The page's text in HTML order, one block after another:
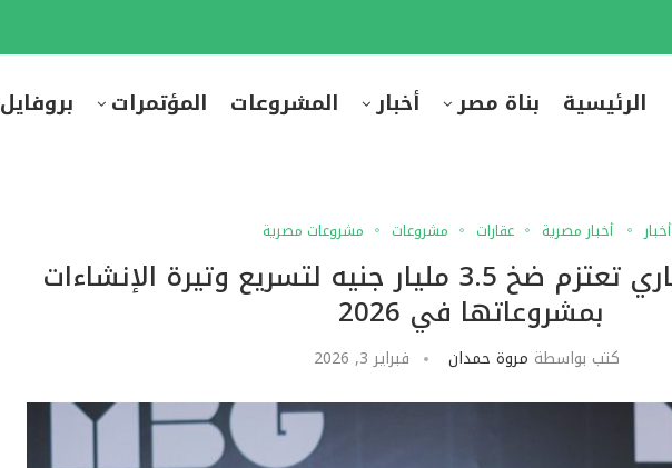
الرئيسية بناة مصر أخبار المشروعات المؤتمرات بروفايل
أخبار أخبار مصرية عقارات مشروعات مشروعات مصرية
MBG للتطوير العقاري تعتزم ضخ 3.5 مليار جنيه لتسريع وتيرة الإنشاءات
بمشروعاتها في 2026
كتب بواسطة مروة حمدان فبراير 3, 2026